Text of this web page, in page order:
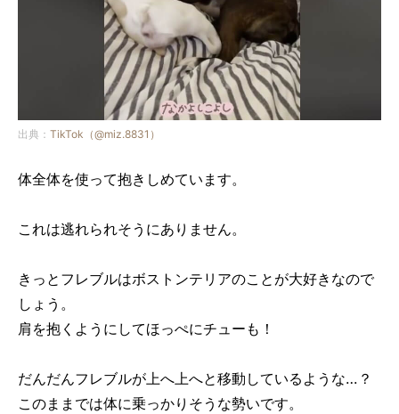
出典： TikTok（@miz.8831）
体全体を使って抱きしめています。
これは逃れられそうにありません。
きっとフレブルはボストンテリアのことが大好きなので
しょう。
肩を抱くようにしてほっぺにチューも！
だんだんフレブルが上へ上へと移動しているような…？
このままでは体に乗っかりそうな勢いです。